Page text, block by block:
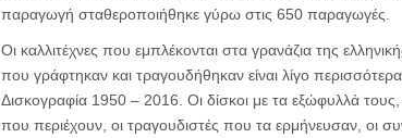
παραγωγή σταθεροποιήθηκε γύρω στις 650 παραγωγές.
Οι καλλιτέχνες που εμπλέκονται στα γρανάζια της
που γράφτηκαν και τραγουδήθηκαν είναι λίγο
Δισκογραφία 1950 – 2016. Οι δίσκοι με τα εξώφυλλά
που περιέχουν, οι τραγουδιστές που τα ερμήνευσαν, οι